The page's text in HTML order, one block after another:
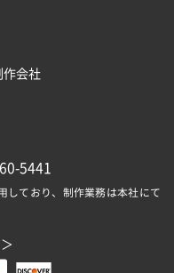
作会社
5441
ており、制作業務は本社にて